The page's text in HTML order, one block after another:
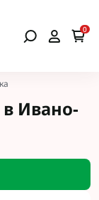
0
Ивано-